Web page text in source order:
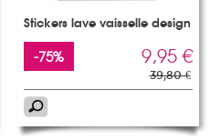
Stickers lave vaisselle design
-75% 9,95 €
39,80 €